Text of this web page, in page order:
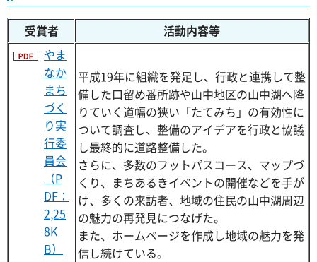
受賞者
活動内容等
やま
なか
まち
づく
り実
行委
員会
（P
DF：
2,25
8K
B）
平成19年に組織を発足し、行政と連携して整
備した口留め番所跡や山中地区の山中湖へ降
りていく道幅の狭い「たてみち」の有効性に
ついて調査し、整備のアイデアを行政と協議
し最終的に道路整備した。
さらに、多数のフットパスコース、マップづ
くり、まちあるきイベントの開催などを手が
け、多くの来訪者、地域の住民の山中湖周辺
の魅力の再発見につなげた。
また、ホームページを作成し地域の魅力を発
信し続けている。